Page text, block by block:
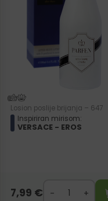
Losion poslije brijanja – 647
Inspiriran mirisom:
VERSACE - EROS
7,99 €